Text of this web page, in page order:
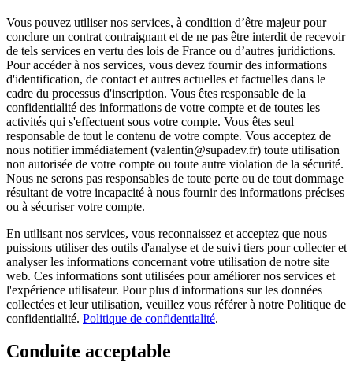
Vous pouvez utiliser nos services, à condition d’être majeur pour
conclure un contrat contraignant et de ne pas être interdit de recevoir
de tels services en vertu des lois de France ou d’autres juridictions.
Pour accéder à nos services, vous devez fournir des informations
d'identification, de contact et autres actuelles et factuelles dans le
cadre du processus d'inscription. Vous êtes responsable de la
confidentialité des informations de votre compte et de toutes les
activités qui s'effectuent sous votre compte. Vous êtes seul
responsable de tout le contenu de votre compte. Vous acceptez de
nous notifier immédiatement (valentin@supadev.fr) toute utilisation
non autorisée de votre compte ou toute autre violation de la sécurité.
Nous ne serons pas responsables de toute perte ou de tout dommage
résultant de votre incapacité à nous fournir des informations précises
ou à sécuriser votre compte.
En utilisant nos services, vous reconnaissez et acceptez que nous
puissions utiliser des outils d'analyse et de suivi tiers pour collecter et
analyser les informations concernant votre utilisation de notre site
web. Ces informations sont utilisées pour améliorer nos services et
l'expérience utilisateur. Pour plus d'informations sur les données
collectées et leur utilisation, veuillez vous référer à notre Politique de
confidentialité. Politique de confidentialité.
Conduite acceptable